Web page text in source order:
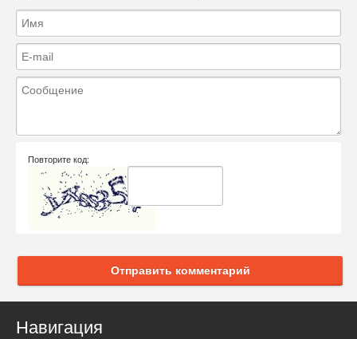
Повторите код:
Отправить комментарий
Навигация